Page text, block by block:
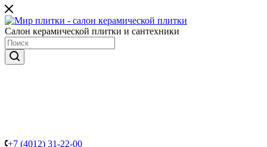
Салон керамической плитки и сантехники
+7 (4012) 31-22-00